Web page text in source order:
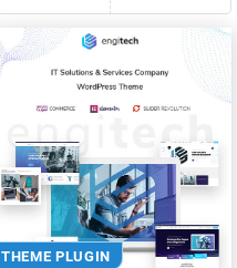
THEME PLUGIN